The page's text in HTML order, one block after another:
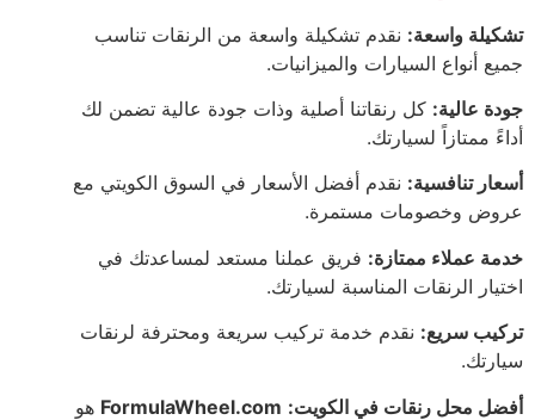
تشكيلة واسعة: نقدم تشكيلة واسعة من الرنقات تناسب
جميع أنواع السيارات والميزانيات.
جودة عالية: كل رنقاتنا أصلية وذات جودة عالية تضمن لك
أداءً ممتازاً لسيارتك.
أسعار تنافسية: نقدم أفضل الأسعار في السوق الكويتي مع
عروض وخصومات مستمرة.
خدمة عملاء ممتازة: فريق عملنا مستعد لمساعدتك في
اختيار الرنقات المناسبة لسيارتك.
تركيب سريع: نقدم خدمة تركيب سريعة ومحترفة لرنقات
سيارتك.
أفضل محل رنقات في الكويت: FormulaWheel.com هو